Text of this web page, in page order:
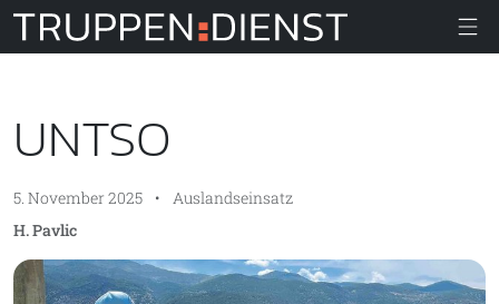
Truppendienst
UNTSO
5. November 2025 •
Auslandseinsatz
H. Pavlic